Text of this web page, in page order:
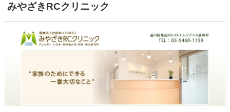
みやざきRCクリニック